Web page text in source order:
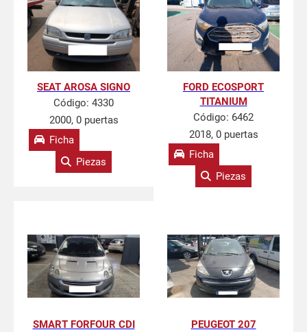
SEAT AROSA SIGNO
Código: 4330
2000, 0 puertas
Ficha
Piezas
FORD ECOSPORT
TITANIUM
Código: 6462
2018, 0 puertas
Ficha
Piezas
SMART FORFOUR CDI
PEUGEOT 207